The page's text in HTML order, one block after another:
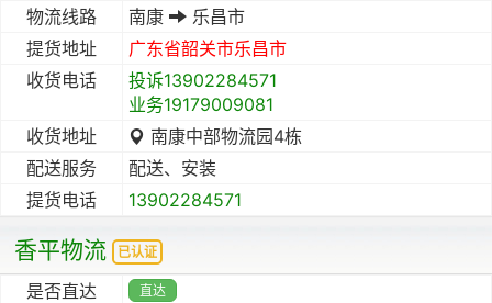
物流线路 南康
乐昌市
提货地址
广东省韶关市乐昌市
收货电话
投诉13902284571
业务19179009081
收货地址
南康中部物流园4栋
配送服务
配送、安装
提货电话
13902284571
香平物流 已认证
是否直达 直达